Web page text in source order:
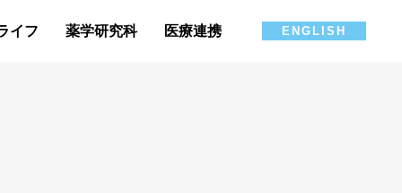
イフ 薬学研究科 医療連携 ENGLISH